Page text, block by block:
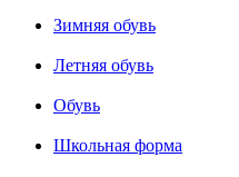
Зимняя обувь
Летняя обувь
Обувь
Школьная форма